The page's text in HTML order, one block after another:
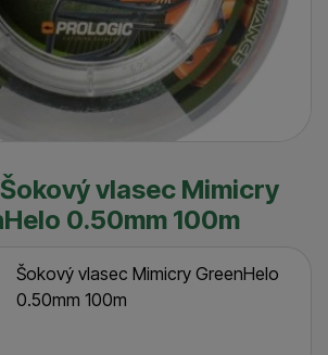
vlasec Mimicry
0.50mm 100m
Šokový vlasec Mimicry GreenHelo
0.50mm 100m